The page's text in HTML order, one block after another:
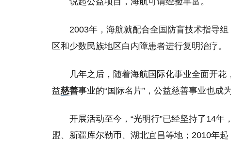
2003年，海航就配合全国防盲技术指导
区和少数民族地区白内障患者进行复明治疗。
几年之后，随着海航国际化事业全面开花
益慈善事业的“国际名片”，公益慈善事业也成
开展活动至今，“光明行”已经坚持了14
盟、新疆库尔勒币、湖北宜昌等地；2010年